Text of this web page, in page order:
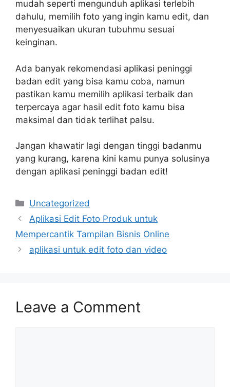
mudah seperti mengunduh aplikasi terlebih
dahulu, memilih foto yang ingin kamu edit, dan
menyesuaikan ukuran tubuhmu sesuai
keinginan.
Ada banyak rekomendasi aplikasi peninggi
badan edit yang bisa kamu coba, namun
pastikan kamu memilih aplikasi terbaik dan
terpercaya agar hasil edit foto kamu bisa
maksimal dan tidak terlihat palsu.
Jangan khawatir lagi dengan tinggi badanmu
yang kurang, karena kini kamu punya solusinya
dengan aplikasi peninggi badan edit!
Categories
Uncategorized
Aplikasi Edit Foto Produk untuk
Mempercantik Tampilan Bisnis Online
aplikasi untuk edit foto dan video
Leave a Comment